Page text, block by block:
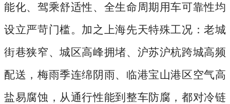
能化、驾乘舒适性、全生命周期用车可靠性均
设立严苛门槛。加之上海先天特殊工况：老城
街巷狭窄、城区高峰拥堵、沪苏沪杭跨城高频
配送，梅雨季连绵阴雨、临港宝山港区空气高
盐易腐蚀，从通行性能到整车防腐，都对冷链